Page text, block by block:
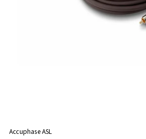
Accuphase ASL